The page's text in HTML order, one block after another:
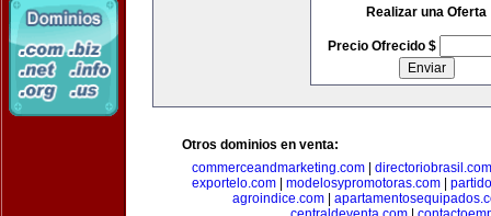
Realizar una Oferta
Precio Ofrecido $
Otros dominios en venta:
commerceandmarketing.com| directoriobrasil.com
exportelo.com
modelosypromotoras.com
agroindice.com